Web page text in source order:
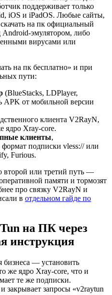
поддерживает только
iOS и iPadOS. Любые сайты,
на пк официальный
эмулятором, либо
вирусами или
на пк бесплатно» и при
пути:
(BlueStacks, LDPlayer,
APK от мобильной версии
клиента V2RayN,
ядро Xray-core.
клиенты,
подписки vless:// или
Furious.
второй или третий путь —
памяти и тормозят
про связку V2RayN и
в отдельном гайде по
на ПК через
инструкция
— установить
же ядро Xray-core, что и
те же подписки.
закрывает запросы «v2raytun